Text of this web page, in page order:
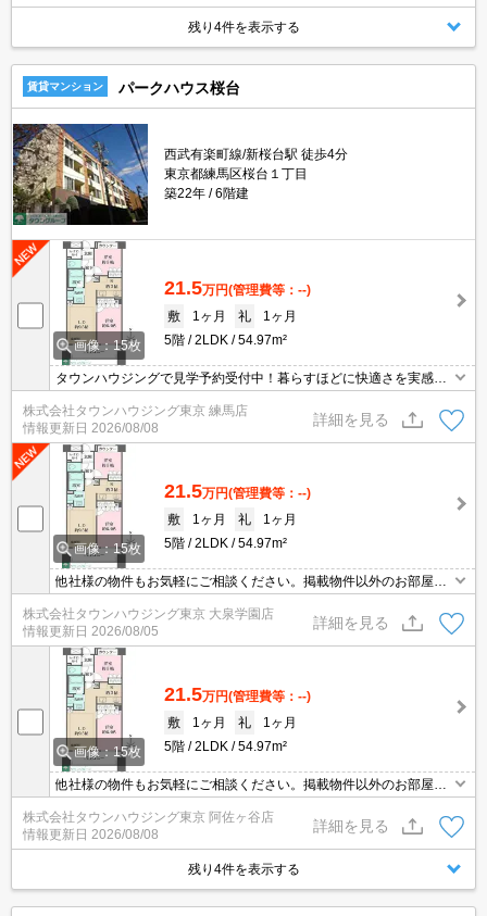
残り4件を表示する
賃貸マンション パークハウス桜台
西武有楽町線/新桜台駅 徒歩4分
東京都練馬区桜台１丁目
築22年
6階建
画像：15枚
21.5万円(管理費等：--)
敷
1ヶ月 礼
1ヶ月
5階
2LDK 54.97m²
タウンハウジングで見学予約受付中！暮らすほどに快適さを実感で
きる設備仕様！駅前商業施設の多さ！日常の買い物に便利！
株式会社タウンハウジング東京 練馬店
情報更新日 2026/08/08
詳細を見る
画像：15枚
21.5万円(管理費等：--)
敷
1ヶ月 礼
1ヶ月
5階
2LDK 54.97m²
他社様の物件もお気軽にご相談ください。掲載物件以外のお部屋も
ご紹介出来ます。明るく元気なスタッフが丁寧にご対応させていた
だきます。当店ならオンラインで見学・接客可能です！お気軽にお
問い合わせ下さい☆★
株式会社タウンハウジング東京 大泉学園店
情報更新日 2026/08/05
詳細を見る
画像：15枚
21.5万円(管理費等：--)
敷
1ヶ月 礼
1ヶ月
5階
2LDK 54.97m²
他社様の物件もお気軽にご相談ください。掲載物件以外のお部屋も
ご紹介出来ます。明るく元気なスタッフが丁寧にご対応させていた
だきます。当店ならオンラインで見学・接客可能です！お気軽にお
問い合わせ下さい☆★
株式会社タウンハウジング東京 阿佐ヶ谷店
情報更新日 2026/08/08
詳細を見る
残り4件を表示する